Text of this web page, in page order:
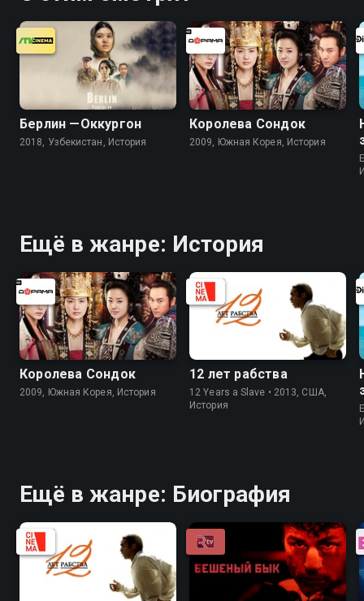
Берлин —Оккургон
2018, Узбекистан, История
Королева Сондок
2009, Южная Корея, История
Ещё в жанре: История
Королева Сондок
2009, Южная Корея, История
12 лет рабства
12 Years a Slave • 2013, США,
История
Ещё в жанре: Биография